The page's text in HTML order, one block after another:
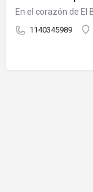
En el corazón de El
1140345989